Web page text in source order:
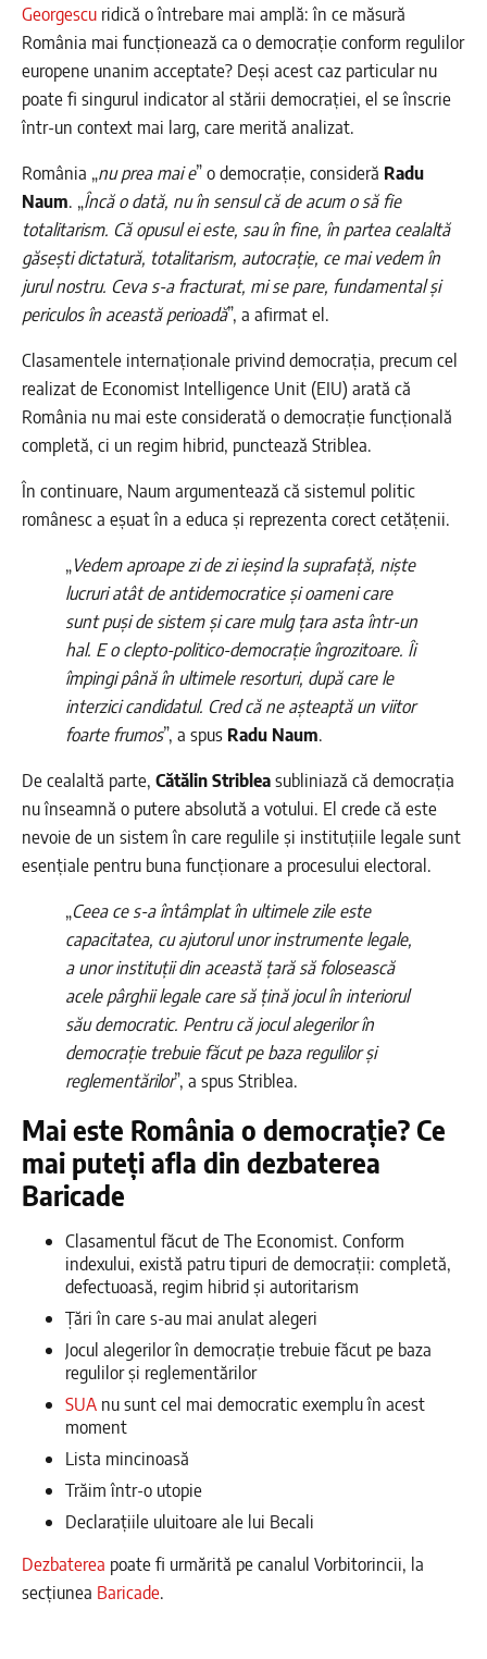
Georgescu ridică o întrebare mai amplă: în ce măsură
România mai funcționează ca o democrație conform regulilor
europene unanim acceptate? Deși acest caz particular nu
poate fi singurul indicator al stării democrației, el se înscrie
într-un context mai larg, care merită analizat.
România „nu prea mai e” o democrație, consideră Radu
Naum. „Încă o dată, nu în sensul că de acum o să fie
totalitarism. Că opusul ei este, sau în fine, în partea cealaltă
găsești dictatură, totalitarism, autocrație, ce mai vedem în
jurul nostru. Ceva s-a fracturat, mi se pare, fundamental și
periculos în această perioadă”, a afirmat el.
Clasamentele internaționale privind democrația, precum cel
realizat de Economist Intelligence Unit (EIU) arată că
România nu mai este considerată o democrație funcțională
completă, ci un regim hibrid, punctează Striblea.
În continuare, Naum argumentează că sistemul politic
românesc a eșuat în a educa și reprezenta corect cetățenii.
„Vedem aproape zi de zi ieșind la suprafață, niște
lucruri atât de antidemocratice și oameni care
sunt puși de sistem și care mulg țara asta într-un
hal. E o clepto-politico-democrație îngrozitoare. Îi
împingi până în ultimele resorturi, după care le
interzici candidatul. Cred că ne așteaptă un viitor
foarte frumos”, a spus Radu Naum.
De cealaltă parte, Cătălin Stribleasubliniază că democrația
nu înseamnă o putere absolută a votului. El crede că este
nevoie de un sistem în care regulile și instituțiile legale sunt
esențiale pentru buna funcționare a procesului electoral.
„Ceea ce s-a întâmplat în ultimele zile este
capacitatea, cu ajutorul unor instrumente legale,
a unor instituții din această țară să folosească
acele pârghii legale care să țină jocul în interiorul
său democratic. Pentru că jocul alegerilor în
democrație trebuie făcut pe baza regulilor și
reglementărilor”, a spus Striblea.
Mai este România o democrație? Ce
mai puteți afla din dezbaterea
Baricade
Clasamentul făcut de The Economist. Conform
indexului, există patru tipuri de democrații: completă,
defectuoasă, regim hibrid și autoritarism
Țări în care s-au mai anulat alegeri
Jocul alegerilor în democrație trebuie făcut pe baza
regulilor și reglementărilor
SUA nu sunt cel mai democratic exemplu în acest
moment
Lista mincinoasă
Trăim într-o utopie
Declarațiile uluitoare ale lui Becali
Dezbaterea poate fi urmărită pe canalul Vorbitorincii, la
secțiunea Baricade.